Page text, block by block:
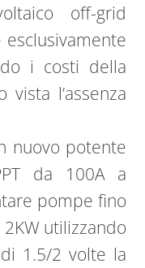
off-grid
i costi della
vista l’assenza
nuovo potente
da 100A a
pompe fino
utilizzando
1.5/2 volte la